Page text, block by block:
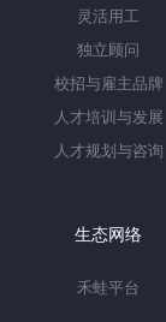
灵活用工
独立顾问
校招与雇主品牌
人才培训与发展
人才规划与咨询
生态网络
禾蛙平台